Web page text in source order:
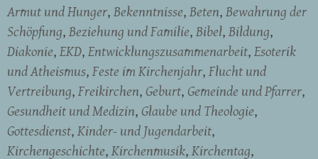
Armut und Hunger Bekenntnisse Beten Bewahrung der
Schöpfung Beziehung und Familie Bibel Bildung
Diakonie EKD Entwicklungszusammenarbeit Esoterik
und Atheismus Feste im Kirchenjahr Flucht und
Vertreibung Freikirchen Geburt Gemeinde und Pfarrer
Gesundheit und Medizin Glaube und Theologie
Gottesdienst Kinder- und Jugendarbeit
Kirchengeschichte Kirchenmusik Kirchentag